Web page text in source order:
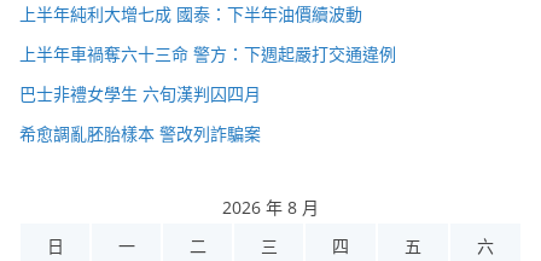
上半年純利大增七成 國泰：下半年油價續波動
上半年車禍奪六十三命 警方：下週起嚴打交通違例
巴士非禮女學生 六旬漢判囚四月
希愈調亂胚胎樣本 警改列詐騙案
2026 年 8 月
日
一 二 三 四 五 六